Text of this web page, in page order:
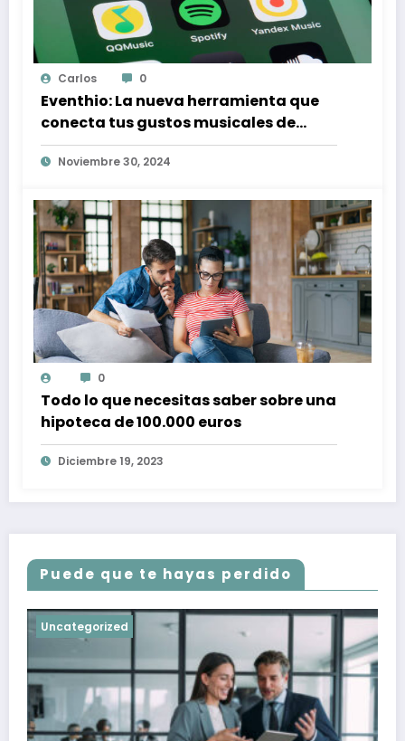
Carlos 0
Eventhio: La nueva herramienta que
conecta tus gustos musicales de
Spotify con conciertos en tu zona
Noviembre 30, 2024
0
Todo lo que necesitas saber sobre una
hipoteca de 100.000 euros
Diciembre 19, 2023
Puede que te hayas perdido
Uncategorized